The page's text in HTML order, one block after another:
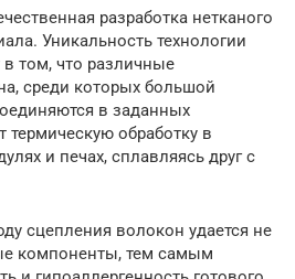
разработка нетканого
Уникальность технологии
в том, что различные
среди которых большой
в заданных
термическую обработку в
и печах, сплавляясь друг с
сцепления волокон удается не
компоненты, тем самым